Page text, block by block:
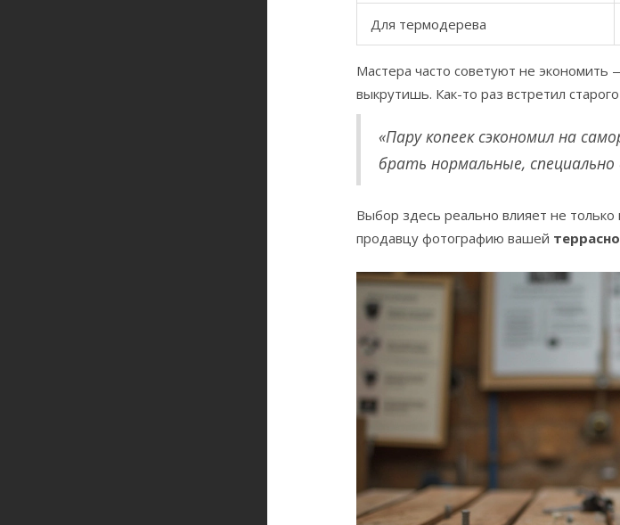
Для термодерева
Мастера часто советуют не
выкрутишь. Как-то раз встретил
«Пару копеек сэкономил на
брать нормальные, специально
Выбор здесь реально влияет не
продавцу фотографию вашей